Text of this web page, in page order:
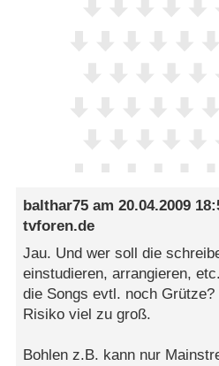
balthar75 am20.04.2009
tvforen.de
Jau. Und wer soll die
einstudieren, arrangieren,
die Songs evtl. noch
Risiko viel zu groß.
Bohlen z.B. kann nur